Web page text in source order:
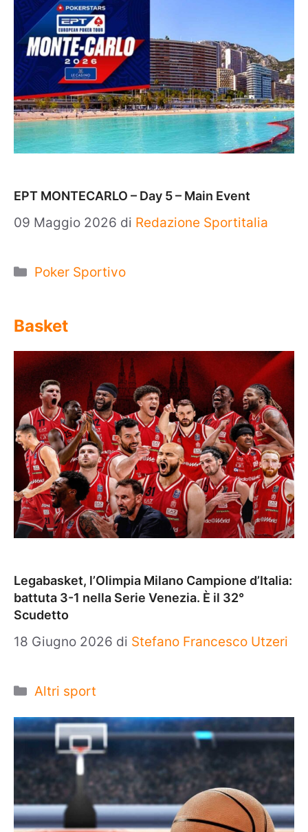
EPT MONTECARLO – Day 5 – Main Event
09 Maggio 2026 di Redazione Sportitalia
Categorie
Poker Sportivo
Basket
Legabasket, l’Olimpia Milano Campione d’Italia:
battuta 3-1 nella Serie Venezia. È il 32°
Scudetto
18 Giugno 2026 di Stefano Francesco Utzeri
Categorie
Altri sport